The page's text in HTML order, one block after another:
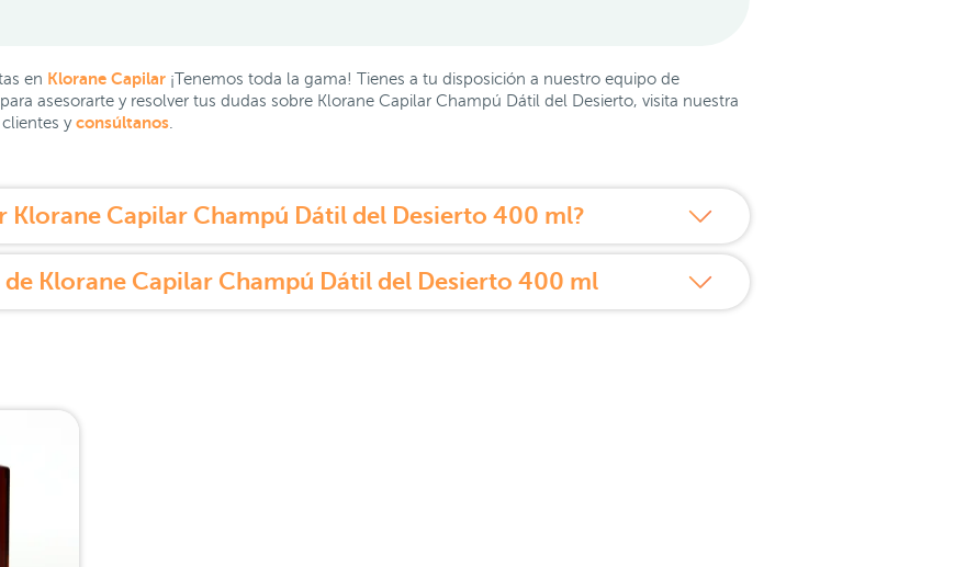
en Klorane Capilar ¡Tenemos toda la gama! Tienes a tu disposición a nuestro equipo de
asesorarte y resolver tus dudas sobre Klorane Capilar Champú Dátil del Desierto, visita nuestra
y consúltanos
Klorane Capilar Champú Dátil del Desierto 400 ml?
de Klorane Capilar Champú Dátil del Desierto 400 ml